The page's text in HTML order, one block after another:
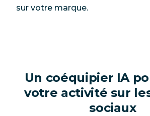
sur votre marque.
Un coéquipier IA
votre activité sur
sociaux